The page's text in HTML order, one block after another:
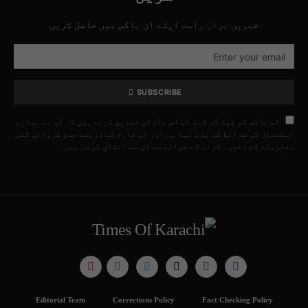
خبریں براہِ راست اپنے ان باکس میں حاصل کریں
SUBSCRIBE
اس باکس کو چیک کر کے، آپ اس بات کی تصدیق کرتے ہیں کہ آپ نے ہمارے
استعمال کی شرائط کو پڑھ لیا ہے اور اس فارم کے ذریعے جمع کروائی گئی
معلومات کے ذخیرہ کرنے کے حوالے سے ان سے اتفاق کرتے ہیں۔
Fact Checking Policy
Corrections Policy
Editorial Team